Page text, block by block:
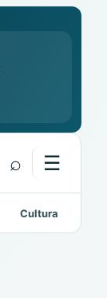
⌕ ☰Abrir
Cultura